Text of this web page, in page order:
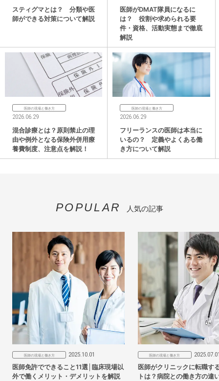
スティグマとは？ 分類や医
師ができる対策について解説
医師がDMAT隊員になるに
は？ 役割や求められる要
件・資格、活動実態まで徹底
解説
医師の現場と働き方
2026.06.29
混合診療とは？原則禁止の理
由や例外となる保険外併用療
養費制度、注意点を解説！
医師の現場と働き方
2026.06.29
フリーランスの医師は本当に
いるの？ 定義やよくある働
き方について解説
POPULAR 人気の記事
医師の現場と働き方 2025.10.01
医師免許でできること11選│臨床現場以
外で働くメリット・デメリットを解説
医師の現場と働き方
医師がクリニックに転職す
トは？病院との働き方の違